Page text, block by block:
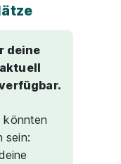
deine
könnten
sein: